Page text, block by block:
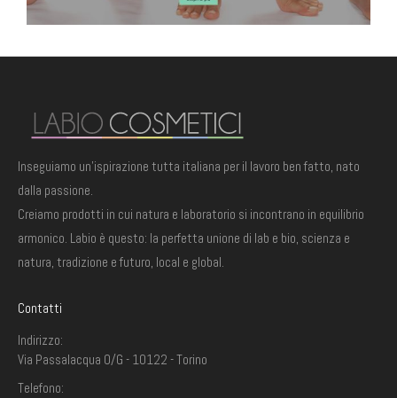
TRONCHESINE UNGHIE "LEO" NERE PER UNGHIE SPESSE 1/2 LUNA COBALTO
CONF. 10 PZ. FIOR DI PELLE 3 ML BUSTINA MONODOSE
Inseguiamo un'ispirazione tutta italiana per il lavoro ben fatto, nato
dalla passione.
Creiamo prodotti in cui natura e laboratorio si incontrano in equilibrio
armonico. Labio è questo: la perfetta unione di lab e bio, scienza e
natura, tradizione e futuro, local e global.
Contatti
Indirizzo:
Via Passalacqua 0/G - 10122 - Torino
Telefono: